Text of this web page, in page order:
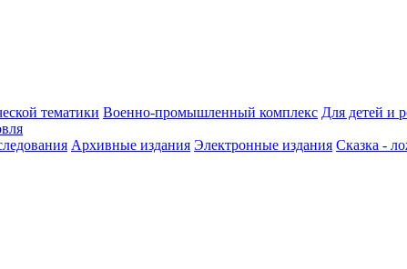
тематики Военно-промышленный комплекс Для детей и
Архивные издания Электронные издания Сказка -